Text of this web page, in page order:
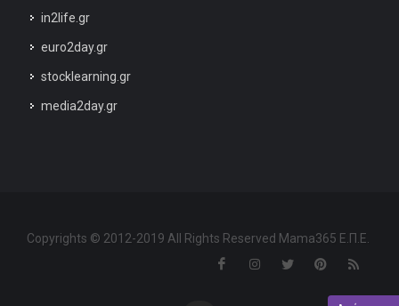
in2life.gr
euro2day.gr
stocklearning.gr
media2day.gr
Copyrights © 2012-2019 All Rights Reserved Mama365 Ε.Π.Ε.